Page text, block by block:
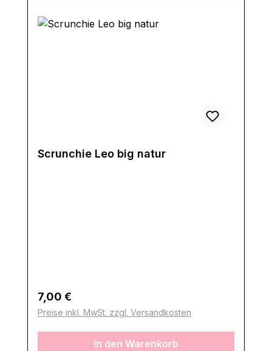
Scrunchie Leo big natur
Regulärer Preis:
7,00 €
Preise inkl. MwSt. zzgl. Versandkosten
In den Warenkorb